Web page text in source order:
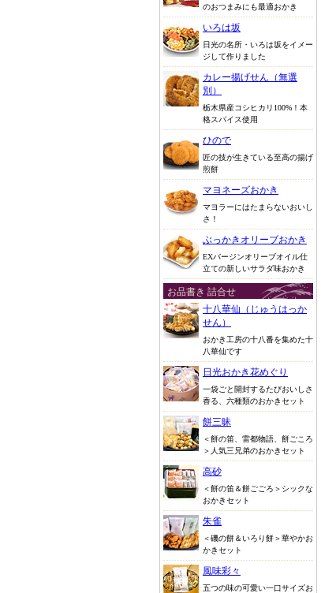
のおつまみにも最適おかき
いろは坂
日光の名所・いろは坂をイメー
ジして作りました
カレー揚げせん（無選
別）
栃木県産コシヒカリ100%！本
格スパイス使用
ひので
匠の技が生きている至高の揚げ
煎餅
マヨネーズおかき
マヨラーにはたまらないおいし
さ！
ぶっかきオリーブおかき
EXバージンオリーブオイル仕
立ての新しいサラダ味おかき
お品書き 詰合せ
十八華仙（じゅうはっか
せん）
おかき工房の十八番を集めた十
八華仙です
日光おかき花めぐり
一袋ごと開封するたびおいしさ
香る、六種類のおかきセット
餅三昧
＜餅の笛、雷都物語、餅ごころ
＞人気三兄弟のおかきセット
高砂
＜餅の笛＆餅ごごろ＞シックな
おかきセット
朱雀
＜磯の餅＆いろり餅＞華やかお
かきセット
風味彩々
五つの味の可愛い一口サイズお